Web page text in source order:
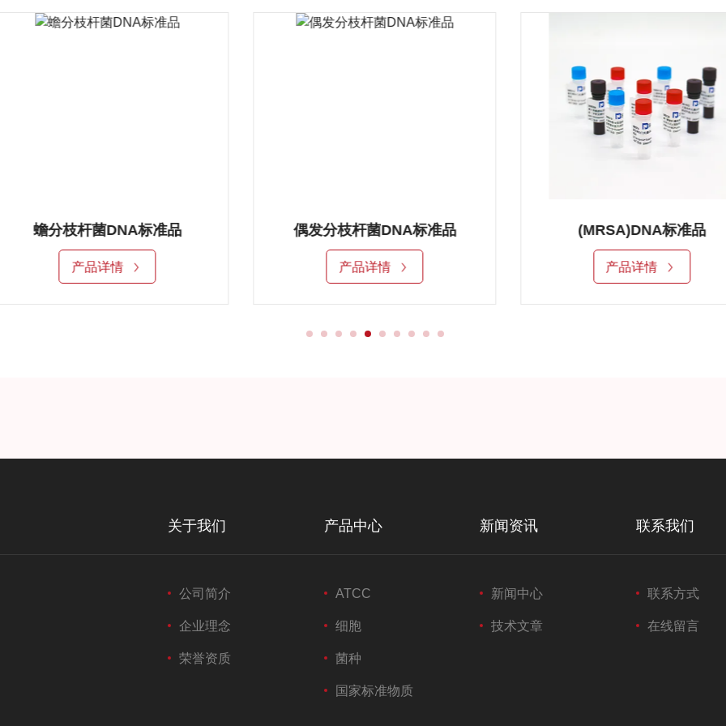
蟾分枝杆菌DNA标准品
产品详情
偶发分枝杆菌DNA标准品
产品详情
(MRSA)DNA标准品
产品详情
关于我们
公司简介
企业理念
荣誉资质
产品中心
ATCC
细胞
菌种
国家标准物质
新闻资讯
新闻中心
技术文章
联系我们
联系方式
在线留言